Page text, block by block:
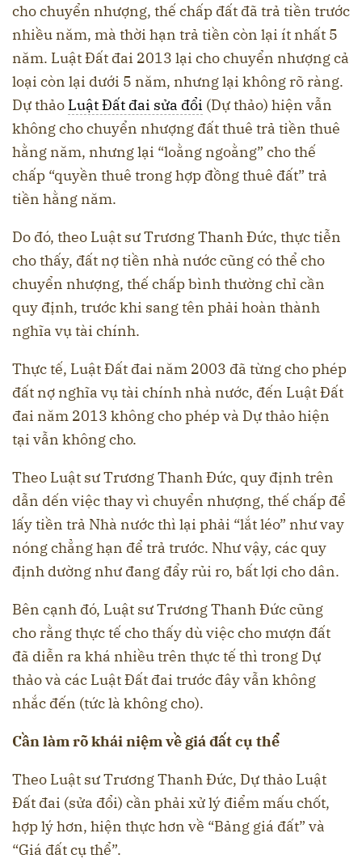
cho chuyển nhượng, thế chấp đất đã trả tiền trước
nhiều năm, mà thời hạn trả tiền còn lại ít nhất 5
năm. Luật Đất đai 2013 lại cho chuyển nhượng cả
loại còn lại dưới 5 năm, nhưng lại không rõ ràng.
Dự thảo Luật Đất đai sửa đổi (Dự thảo) hiện vẫn
không cho chuyển nhượng đất thuê trả tiền thuê
hằng năm, nhưng lại “loằng ngoằng” cho thế
chấp “quyền thuê trong hợp đồng thuê đất” trả
tiền hằng năm.
Do đó, theo Luật sư Trương Thanh Đức, thực tiễn
cho thấy, đất nợ tiền nhà nước cũng có thể cho
chuyển nhượng, thế chấp bình thường chỉ cần
quy định, trước khi sang tên phải hoàn thành
nghĩa vụ tài chính.
Thực tế, Luật Đất đai năm 2003 đã từng cho phép
đất nợ nghĩa vụ tài chính nhà nước, đến Luật Đất
đai năm 2013 không cho phép và Dự thảo hiện
tại vẫn không cho.
Theo Luật sư Trương Thanh Đức, quy định trên
dẫn dến việc thay vì chuyển nhượng, thế chấp để
lấy tiền trả Nhà nước thì lại phải “lắt léo” như vay
nóng chẳng hạn để trả trước. Như vậy, các quy
định dường như đang đẩy rủi ro, bất lợi cho dân.
Bên cạnh đó, Luật sư Trương Thanh Đức cũng
cho rằng thực tế cho thấy dù việc cho mượn đất
đã diễn ra khá nhiều trên thực tế thì trong Dự
thảo và các Luật Đất đai trước đây vẫn không
nhắc đến (tức là không cho).
Cần làm rõ khái niệm về giá đất cụ thể
Theo Luật sư Trương Thanh Đức, Dự thảo Luật
Đất đai (sửa đổi) cần phải xử lý điểm mấu chốt,
hợp lý hơn, hiện thực hơn về “Bảng giá đất” và
“Giá đất cụ thể”.